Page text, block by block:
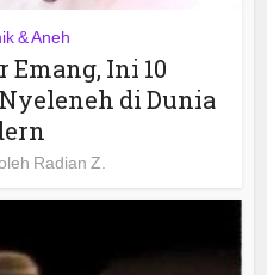
& Aneh
Ini 10
di Dunia
Radian Z.